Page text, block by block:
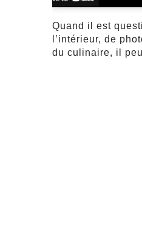
Quand il est
l’intérieur, de
du culinaire, il